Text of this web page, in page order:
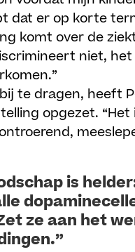
dat er op korte
komt over de
niet, het
te dragen, heeft
opgezet. “Het
is
ze aan het